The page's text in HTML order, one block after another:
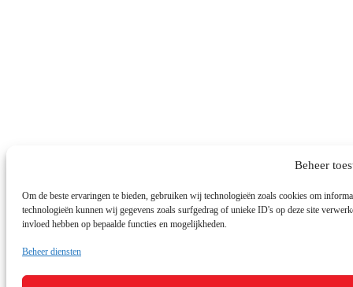
Beheer
Om de beste ervaringen te bieden, gebruiken wij technologieën zoals cookies om
technologieën kunnen wij gegevens zoals surfgedrag of unieke ID's op deze site
invloed hebben op bepaalde functies en mogelijkheden.
Beheer diensten